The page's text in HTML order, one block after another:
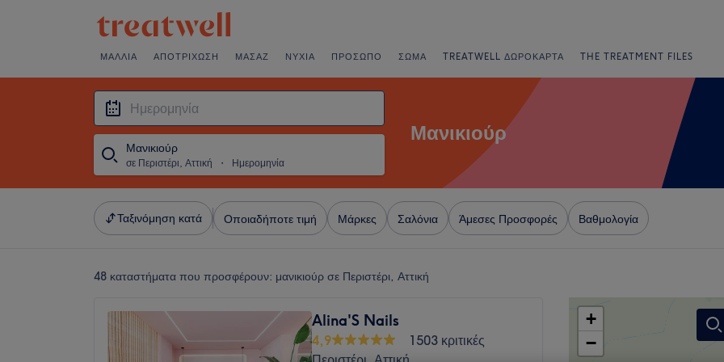
ΜΑΛΛΙΆ ΑΠΟΤΡΊΧΩΣΗ ΜΑΣΆΖ ΝΎΧΙΑ ΠΡΌΣΩΠΟ ΣΏΜΑ TREATWELL ΔΩΡΟΚΆΡΤΑ THE TREATMENT FILES
Μανικιούρ
σε Περιστέρι, Αττική ・ Ημερομηνία
Μανικιούρ
Ταξινόμηση κατά Οποιαδήποτε τιμή Μάρκες Σαλόνια Άμεσες Προσφορές Βαθμολογία
48 καταστήματα που προσφέρουν: μανικιούρ σε Περιστέρι, Αττική
Alina'S Nails
4,9
1503 κριτικές
+
−